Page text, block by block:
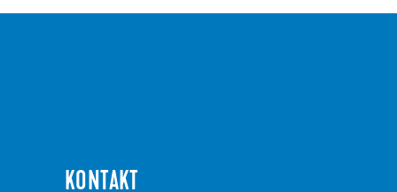
KONTAKT